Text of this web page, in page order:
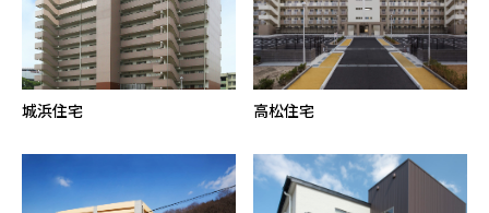
城浜住宅 高松住宅